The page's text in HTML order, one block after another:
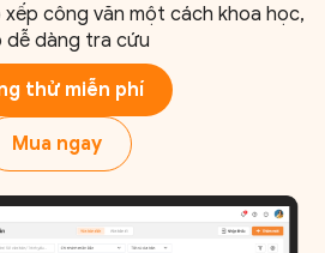
xếp công văn một cách khoa học,
dễ dàng tra cứu
thử miễn phí
Mua ngay